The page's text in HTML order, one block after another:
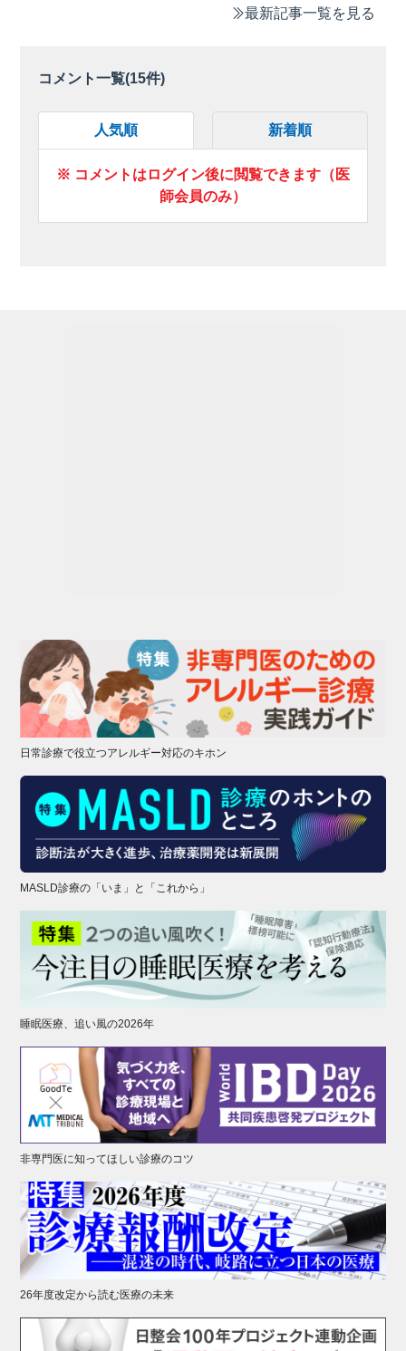
最新記事一覧を見る
コメント一覧(15件)
人気順 新着順
※ コメントはログイン後に閲覧できます（医
師会員のみ）
日常診療で役立つアレルギー対応のキホン
MASLD診療の「いま」と「これから」
睡眠医療、追い風の2026年
非専門医に知ってほしい診療のコツ
26年度改定から読む医療の未来